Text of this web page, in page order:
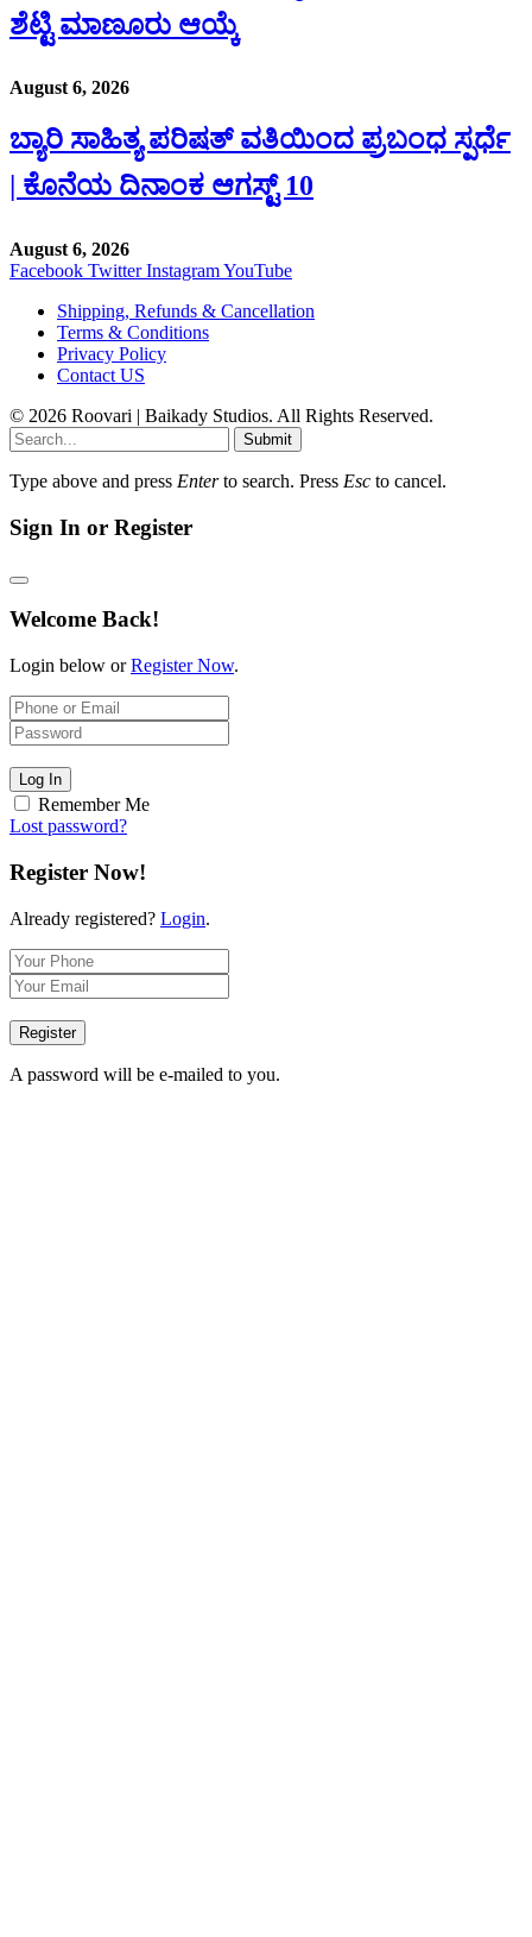
ಶೆಟ್ಟಿ ಮಾಣೂರು ಆಯ್ಕೆ
August 6, 2026
ಬ್ಯಾರಿ ಸಾಹಿತ್ಯ ಪರಿಷತ್ ವತಿಯಿಂದ ಪ್ರಬಂಧ ಸ್ಪರ್ಧೆ
| ಕೊನೆಯ ದಿನಾಂಕ ಆಗಸ್ಟ್ 10
August 6, 2026
Facebook Twitter InstagramYouTube
Shipping, Refunds & Cancellation
Terms & Conditions
Privacy Policy
Contact US
© 2026 Roovari | Baikady Studios. All Rights Reserved.
Submit
Type above and press Enterto search. Press Esc to cancel.
Sign In or Register
Welcome Back!
Login below orRegister Now.
Log In
Remember Me
Lost password?
Register Now!
Already registered? Login.
Register
A password will be e-mailed to you.